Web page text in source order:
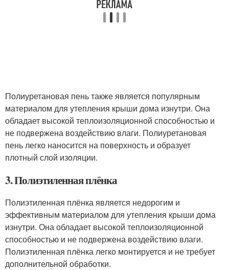
Полиуретановая пень также является популярным
материалом для утепления крыши дома изнутри. Она
обладает высокой теплоизоляционной способностью и
не подвержена воздействию влаги. Полиуретановая
пень легко наносится на поверхность и образует
плотный слой изоляции.
3. Полиэтиленная плёнка
Полиэтиленная плёнка является недорогим и
эффективным материалом для утепления крыши дома
изнутри. Она обладает высокой теплоизоляционной
способностью и не подвержена воздействию влаги.
Полиэтиленная плёнка легко монтируется и не требует
дополнительной обработки.